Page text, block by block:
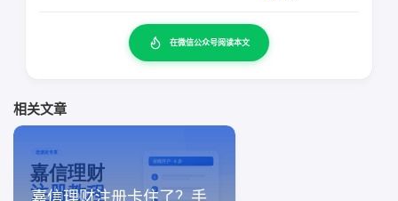
在微信公众号阅读本文
相关文章
嘉信理财注册卡住了？手